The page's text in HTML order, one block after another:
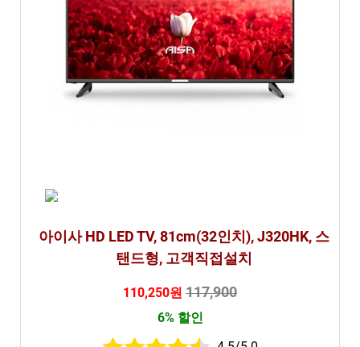
아이사 HD LED TV, 81cm(32인치), J320HK, 스
탠드형, 고객직접설치
110,250원 117,900
6% 할인